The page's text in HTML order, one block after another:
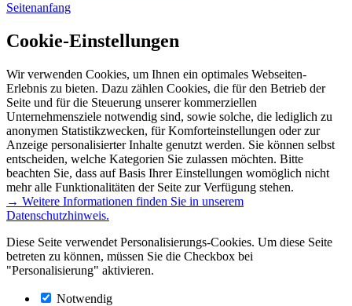
Seitenanfang
Cookie-Einstellungen
Wir verwenden Cookies, um Ihnen ein optimales Webseiten-
Erlebnis zu bieten. Dazu zählen Cookies, die für den Betrieb der
Seite und für die Steuerung unserer kommerziellen
Unternehmensziele notwendig sind, sowie solche, die lediglich zu
anonymen Statistikzwecken, für Komforteinstellungen oder zur
Anzeige personalisierter Inhalte genutzt werden. Sie können selbst
entscheiden, welche Kategorien Sie zulassen möchten. Bitte
beachten Sie, dass auf Basis Ihrer Einstellungen womöglich nicht
mehr alle Funktionalitäten der Seite zur Verfügung stehen.
→ Weitere Informationen finden Sie in unserem
Datenschutzhinweis.
Diese Seite verwendet Personalisierungs-Cookies. Um diese Seite
betreten zu können, müssen Sie die Checkbox bei
"Personalisierung" aktivieren.
Notwendig